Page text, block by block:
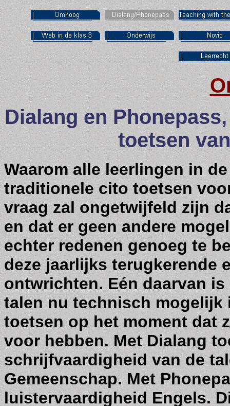
Dialang en
toetsen
Waarom alle leerlingen in
traditionele cito toetsen
vraag zal ongetwijfeld zijn
en dat er geen andere
echter redenen genoeg te
deze jaarlijks terugkerende
ontwrichten. Eén daarvan
talen nu technisch
toetsen op het moment dat
voor hebben. Met Dialang
schrijfvaardigheid van de
Gemeenschap. Met
luistervaardigheid Engels.